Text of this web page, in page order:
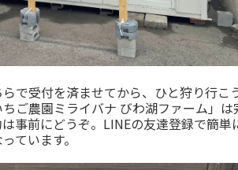
で受付を済ませてから、ひと狩り行こ
ご農園ミライバナ びわ湖ファーム」は
事前にどうぞ。LINEの友達登録で簡単
ています。